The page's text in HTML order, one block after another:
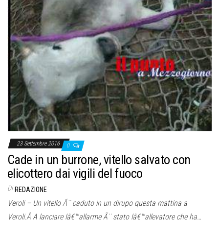
23 Settembre 2016 0
Cade in un burrone, vitello salvato con
elicottero dai vigili del fuoco
Di REDAZIONE
Veroli – Un vitello Ã¨ caduto in un dirupo questa mattina a
Veroli.Â A lanciare lâ€™allarme Ã¨ stato lâ€™allevatore che ha…